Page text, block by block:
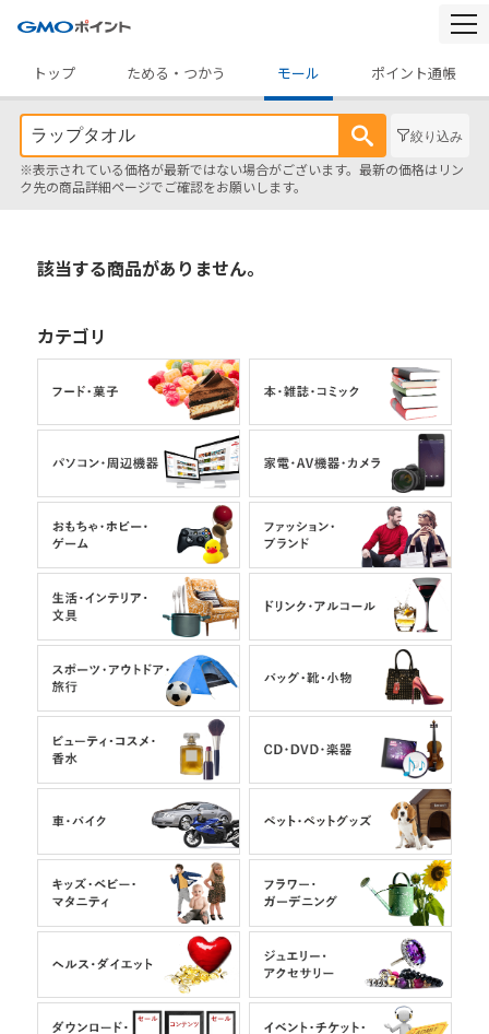
トップ
ためる・つかう モール ポイント通帳
絞り込み
※表示されている価格が最新ではない場合がございます。最新の価格はリン
ク先の商品詳細ページでご確認をお願いします。
該当する商品がありません。
カテゴリ